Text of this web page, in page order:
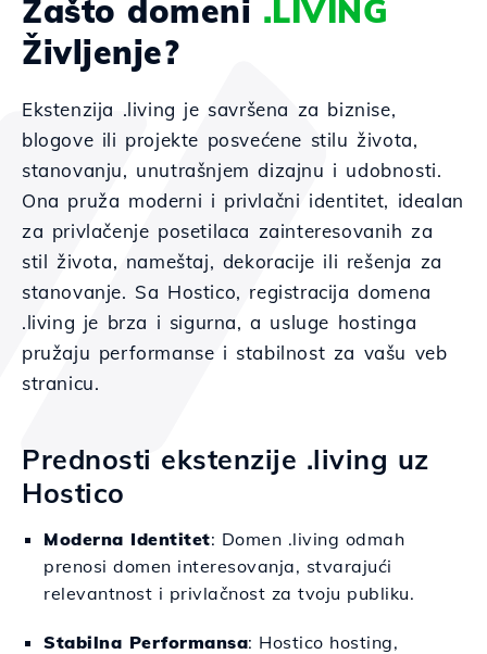
Zašto domeni .LIVING
Življenje?
Ekstenzija .living je savršena za biznise,
blogove ili projekte posvećene stilu života,
stanovanju, unutrašnjem dizajnu i udobnosti.
Ona pruža moderni i privlačni identitet, idealan
za privlačenje posetilaca zainteresovanih za
stil života, nameštaj, dekoracije ili rešenja za
stanovanje. Sa Hostico, registracija domena
.living je brza i sigurna, a usluge hostinga
pružaju performanse i stabilnost za vašu veb
stranicu.
Prednosti ekstenzije .living uz
Hostico
Moderna Identitet: Domen .living odmah
prenosi domen interesovanja, stvarajući
relevantnost i privlačnost za tvoju publiku.
Stabilna Performansa: Hostico hosting,